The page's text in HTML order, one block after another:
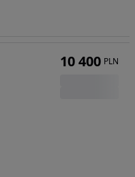
10 400 PLN